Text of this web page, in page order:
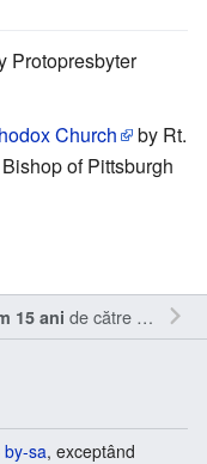
Protopresbyter
Church
by Rt.
of Pittsburgh
15 ani de către
sa, exceptând